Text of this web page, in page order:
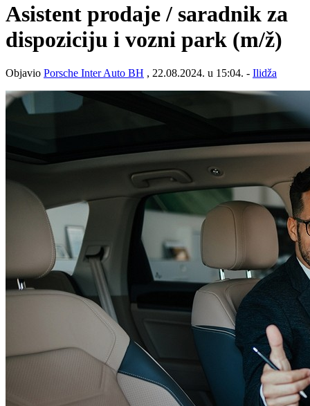
Asistent prodaje / saradnik za
dispoziciju i vozni park (m/ž)
Objavio Porsche Inter Auto BH , 22.08.2024. u 15:04. - Ilidža